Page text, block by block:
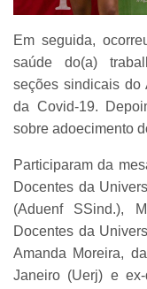
Em seguida,
saúde do(a)
seções sindicais do
da Covid-19.
sobre adoecimento
Participaram da
Docentes da
(Aduenf SSind.),
Docentes da
Amanda Moreira,
Janeiro (Uerj) e